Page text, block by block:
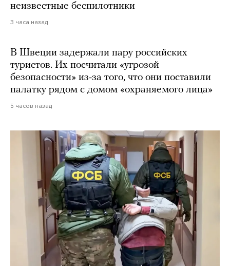
неизвестные беспилотники
3 часа назад
В Швеции задержали пару российских
туристов. Их посчитали «угрозой
безопасности» из-за того, что они поставили
палатку рядом с домом «охраняемого лица»
5 часов назад